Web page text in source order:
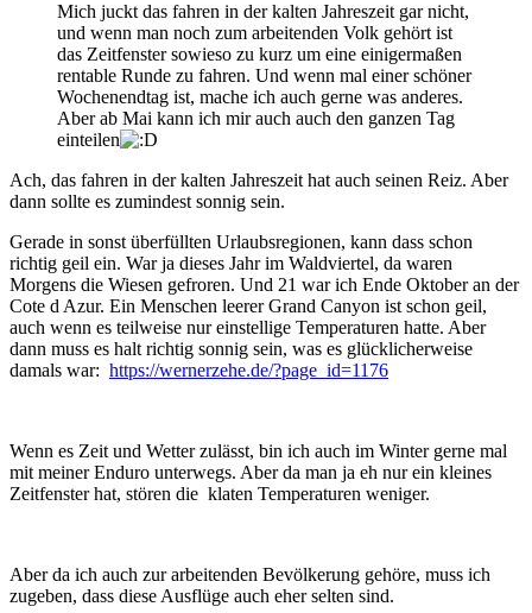
Mich juckt das fahren in der kalten Jahreszeit gar nicht,
und wenn man noch zum arbeitenden Volk gehört ist
das Zeitfenster sowieso zu kurz um eine einigermaßen
rentable Runde zu fahren. Und wenn mal einer schöner
Wochenendtag ist, mache ich auch gerne was anderes.
Aber ab Mai kann ich mir auch auch den ganzen Tag
einteilen
Ach, das fahren in der kalten Jahreszeit hat auch seinen Reiz. Aber
dann sollte es zumindest sonnig sein.
Gerade in sonst überfüllten Urlaubsregionen, kann dass schon
richtig geil ein. War ja dieses Jahr im Waldviertel, da waren
Morgens die Wiesen gefroren. Und 21 war ich Ende Oktober an der
Cote d Azur. Ein Menschen leerer Grand Canyon ist schon geil,
auch wenn es teilweise nur einstellige Temperaturen hatte. Aber
dann muss es halt richtig sonnig sein, was es glücklicherweise
damals war: https://wernerzehe.de/?page_id=1176
Wenn es Zeit und Wetter zulässt, bin ich auch im Winter gerne mal
mit meiner Enduro unterwegs. Aber da man ja eh nur ein kleines
Zeitfenster hat, stören die klaten Temperaturen weniger.
Aber da ich auch zur arbeitenden Bevölkerung gehöre, muss ich
zugeben, dass diese Ausflüge auch eher selten sind.